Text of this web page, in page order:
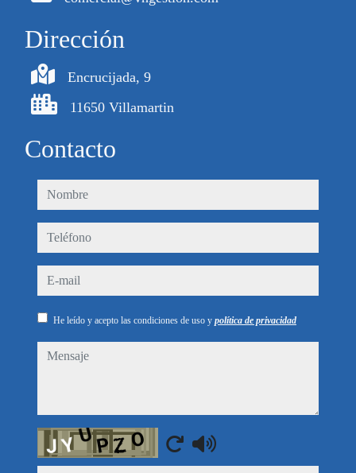
Dirección
Encrucijada, 9
11650 Villamartin
Contacto
nombre
teléfono
e-mail
He leído y acepto las condiciones de uso y política de privacidad
mensaje
Captcha